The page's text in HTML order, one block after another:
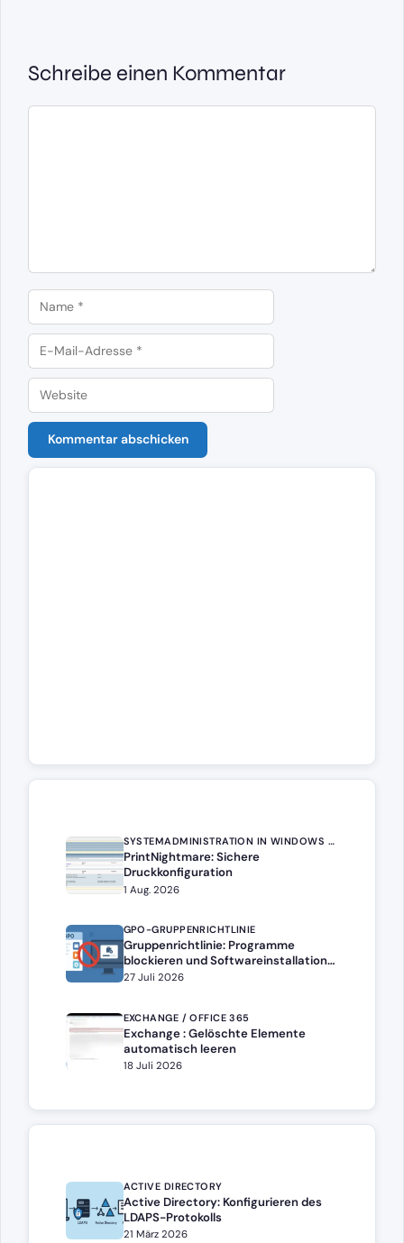
Schreibe einen Kommentar
Kommentar
Name
E-
Mail-
Adresse
Website
SYSTEMADMINISTRATION IN WINDOWS SERVER
PrintNightmare: Sichere
Druckkonfiguration
1 Aug. 2026
GPO-GRUPPENRICHTLINIE
Gruppenrichtlinie: Programme
blockieren und Softwareinstallation
verhindern – Softwarebeschränkung
27 Juli 2026
EXCHANGE / OFFICE 365
Exchange : Gelöschte Elemente
automatisch leeren
18 Juli 2026
ACTIVE DIRECTORY
Active Directory: Konfigurieren des
LDAPS-Protokolls
21 März 2026